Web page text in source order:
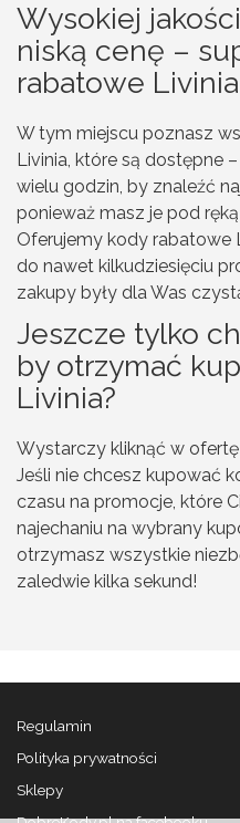
Wysokiej
niską cenę –
rabatowe Livinia
W tym miejscu poznasz
Livinia, które są dostępne
wielu godzin, by znaleźć
ponieważ masz je pod
Oferujemy kody rabatowe
do nawet kilkudziesięciu
zakupy były dla Was
Jeszcze tylko
by otrzymać
Livinia?
Wystarczy kliknąć w
Jeśli nie chcesz kupować
czasu na promocje, które
najechaniu na wybrany
otrzymasz wszystkie
zaledwie kilka sekund!
Regulamin
Polityka prywatności
Sklepy